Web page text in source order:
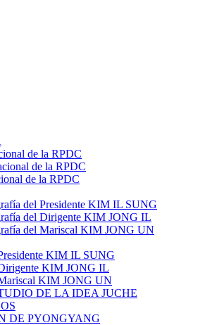
de la RPDC
de la RPDC
de la RPDC
del Presidente KIM IL SUNG
del Dirigente KIM JONG IL
del Mariscal KIM JONG UN
KIM IL SUNG
KIM JONG IL
KIM JONG UN
DE LA IDEA JUCHE
DE PYONGYANG